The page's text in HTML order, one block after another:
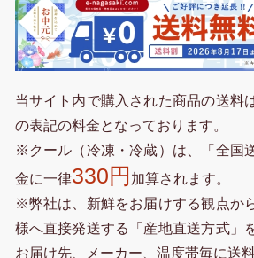
当サイト内で購入された商品の送料
の表記の料金となっております。
※クール（冷凍・冷蔵）は、「全国
金に一律330円 加算されます。
※弊社は、新鮮をお届けする観点か
様へ直接発送する「産地直送方式」
お届け先、メーカー、温度帯毎に送